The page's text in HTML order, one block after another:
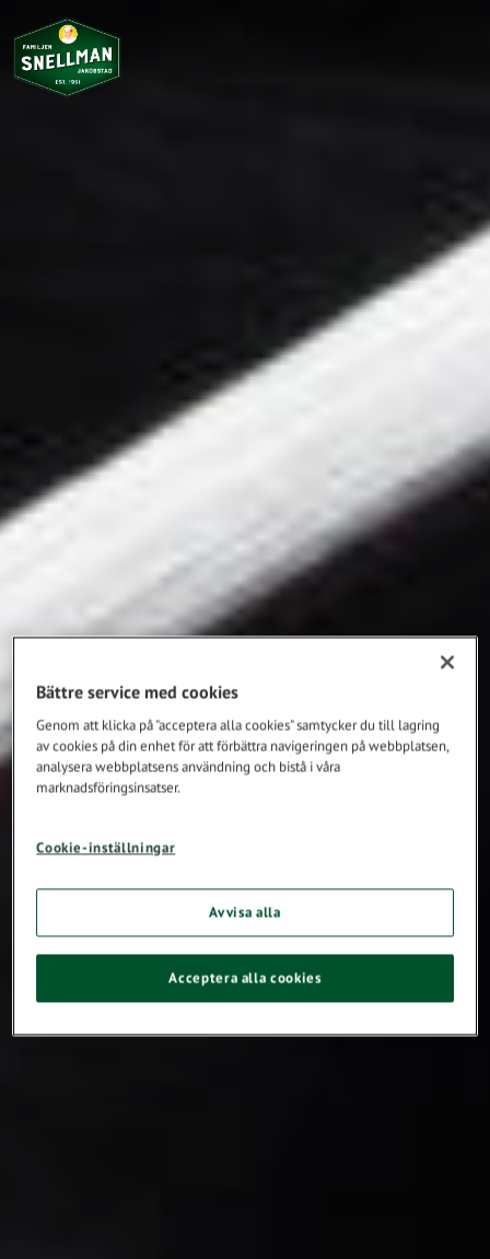
Bättre service med cookies
Genom att klicka på "acceptera alla cookies" samtycker du till lagring
av cookies på din enhet för att förbättra navigeringen på webbplatsen,
analysera webbplatsens användning och bistå i våra
marknadsföringsinsatser.
Cookie-inställningar
Avvisa alla
Acceptera alla cookies